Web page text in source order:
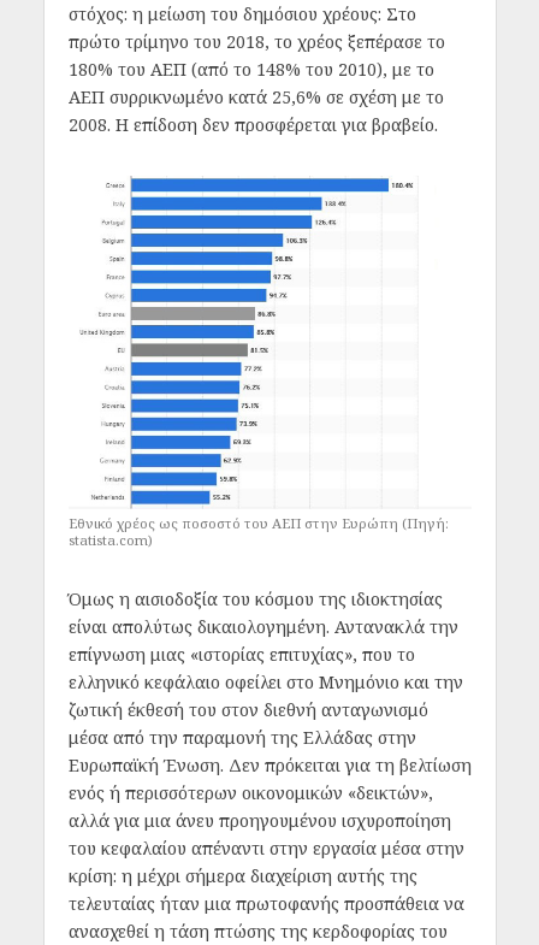
στόχος: η μείωση του δημόσιου χρέους: Στο
πρώτο τρίμηνο του 2018, το χρέος ξεπέρασε το
180% του ΑΕΠ (από το 148% του 2010), με το
ΑΕΠ συρρικνωμένο κατά 25,6% σε σχέση με το
2008. Η επίδοση δεν προσφέρεται για βραβείο.
Εθνικό χρέος ως ποσοστό του ΑΕΠ στην Ευρώπη (Πηγή:
statista.com)
Όμως η αισιοδοξία του κόσμου της ιδιοκτησίας
είναι απολύτως δικαιολογημένη. Αντανακλά την
επίγνωση μιας «ιστορίας επιτυχίας», που το
ελληνικό κεφάλαιο οφείλει στο Μνημόνιο και την
ζωτική έκθεσή του στον διεθνή ανταγωνισμό
μέσα από την παραμονή της Ελλάδας στην
Ευρωπαϊκή Ένωση. Δεν πρόκειται για τη βελτίωση
ενός ή περισσότερων οικονομικών «δεικτών»,
αλλά για μια άνευ προηγουμένου ισχυροποίηση
του κεφαλαίου απέναντι στην εργασία μέσα στην
κρίση: η μέχρι σήμερα διαχείριση αυτής της
τελευταίας ήταν μια πρωτοφανής προσπάθεια να
ανασχεθεί η τάση πτώσης της κερδοφορίας του